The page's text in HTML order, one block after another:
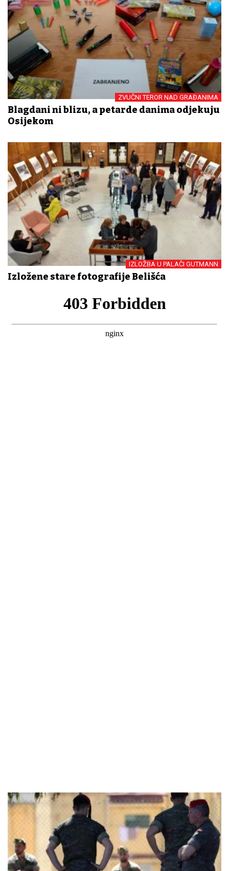
ZVUČNI TEROR NAD GRAĐANIMA
Blagdani ni blizu, a petarde danima odjekuju
Osijekom
IZLOŽBA U PALAČI GUTMANN
Izložene stare fotografije Belišća